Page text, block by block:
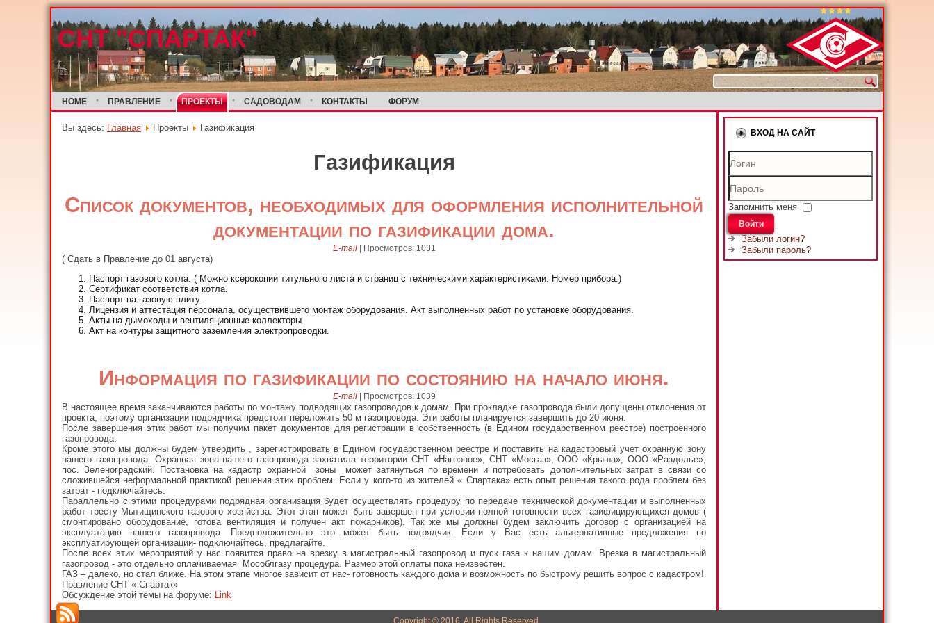
СНТ "СПАРТАК"
HOME ПРАВЛЕНИЕ ПРОЕКТЫ САДОВОДАМ КОНТАКТЫ ФОРУМ
Вы здесь: Главная Проекты Газификация
Газификация
Список документов, необходимых для оформления исполнительной
документации по газификации дома.
E-mail Просмотров: 1031
( Сдать в Правление до 01 августа)
Паспорт газового котла. ( Можно ксерокопии титульного листа и страниц с техническими характеристиками. Номер прибора.)
Сертификат соответствия котла.
Паспорт на газовую плиту.
Лицензия и аттестация персонала, осуществившего монтаж оборудования. Акт выполненных работ по установке оборудования.
Акты на дымоходы и вентиляционные коллекторы.
Акт на контуры защитного заземления электропроводки.
Информация по газификации по состоянию на начало июня.
E-mail Просмотров: 1039
В настоящее время заканчиваются работы по монтажу подводящих газопроводов к домам. При прокладке газопровода были допущены отклонения от
проекта, поэтому организации подрядчика предстоит переложить 50 м газопровода. Эти работы планируется завершить до 20 июня.
После завершения этих работ мы получим пакет документов для регистрации в собственность (в Едином государственном реестре) построенного
газопровода.
Кроме этого мы должны будем утвердить , зарегистрировать в Едином государственном реестре и поставить на кадастровый учет охранную зону
нашего газопровода. Охранная зона нашего газопровода захватила территории СНТ «Нагорное», СНТ «Мосгаз», ООО «Крыша», ООО «Раздолье»,
пос. Зеленоградский. Постановка на кадастр охранной зоны может затянуться по времени и потребовать дополнительных затрат в связи со
сложившейся неформальной практикой решения этих проблем. Если у кого-то из жителей « Спартака» есть опыт решения такого рода проблем без
затрат - подключайтесь.
Параллельно с этими процедурами подрядная организация будет осуществлять процедуру по передаче технической документации и выполненных
работ тресту Мытищинского газового хозяйства. Этот этап может быть завершен при условии полной готовности всех газифицирующихся домов (
смонтировано оборудование, готова вентиляция и получен акт пожарников). Так же мы должны будем заключить договор с организацией на
эксплуатацию нашего газопровода. Предположительно это может быть подрядчик. Если у Вас есть альтернативные предложения по
эксплуатирующей организации- подключайтесь, предлагайте.
После всех этих мероприятий у нас появится право на врезку в магистральный газопровод и пуск газа к нашим домам. Врезка в магистральный
газопровод - это отдельно оплачиваемая Мособлгазу процедура. Размер этой оплаты пока неизвестен.
ГАЗ – далеко, но стал ближе. На этом этапе многое зависит от нас- готовность каждого дома и возможность по быстрому решить вопрос с кадастром!
Правление СНТ « Спартак»
Обсуждение этой темы на форуме: Link
ВХОД НА САЙТ
Пароль
Запомнить меня
Войти
Забыли логин?
Забыли пароль?
Copyright © 2016. All Rights Reserved.